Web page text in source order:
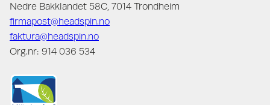
Nedre Bakklandet 58C, 7014 Trondheim
firmapost@headspin.no
faktura@headspin.no
Org.nr: 914 036 534